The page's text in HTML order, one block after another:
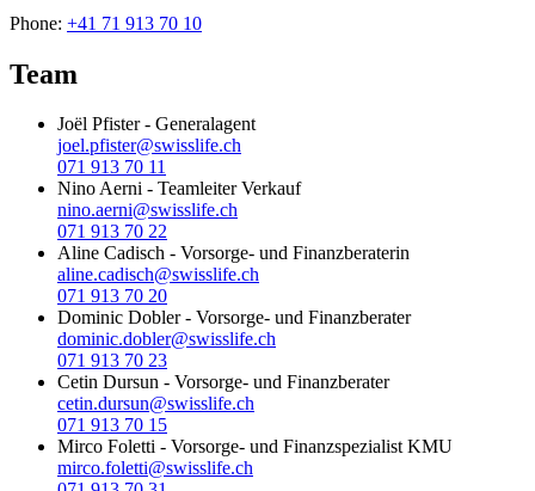
Phone: +41 71 913 70 10
Team
Joël Pfister- Generalagent
joel.pfister@swisslife.ch
071 913 70 11
Nino Aerni - Teamleiter Verkauf
nino.aerni@swisslife.ch
071 913 70 22
Aline Cadisch - Vorsorge- und Finanzberaterin
aline.cadisch@swisslife.ch
071 913 70 20
Dominic Dobler- Vorsorge- und Finanzberater
dominic.dobler@swisslife.ch
071 913 70 23
Cetin Dursun - Vorsorge- und Finanzberater
cetin.dursun@swisslife.ch
071 913 70 15
Mirco Foletti - Vorsorge- und Finanzspezialist KMU
mirco.foletti@swisslife.ch